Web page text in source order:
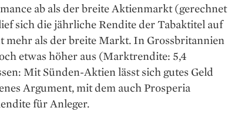
ab als der breite Aktienmarkt (gerechnet
sich die jährliche Rendite der Tabaktitel auf
mehr als der breite Markt. In Grossbritannien
etwas höher aus (Marktrendite: 5,4
Mit Sünden-Aktien lässt sich gutes Geld
Argument, mit dem auch Prosperia
für Anleger.